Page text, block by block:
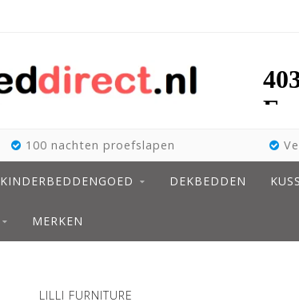
100 nachten proefslapen
KINDERBEDDENGOED DEKBEDDEN
MERKEN
LILLI FURNITURE